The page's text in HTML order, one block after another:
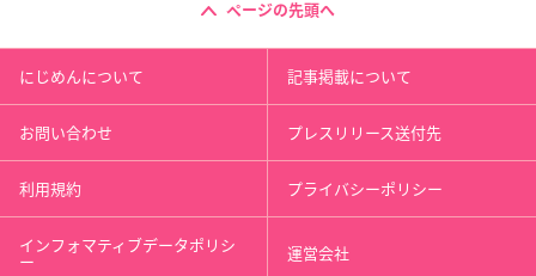
ページの先頭へ
にじめんについて 記事掲載について
お問い合わせ プレスリリース送付先
利用規約 プライバシーポリシー
インフォマティブデータポリシ
ー 運営会社